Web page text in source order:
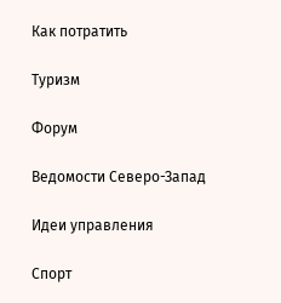
Как потратить
Туризм
Форум
Ведомости Северо-Запад
Идеи управления
Спорт